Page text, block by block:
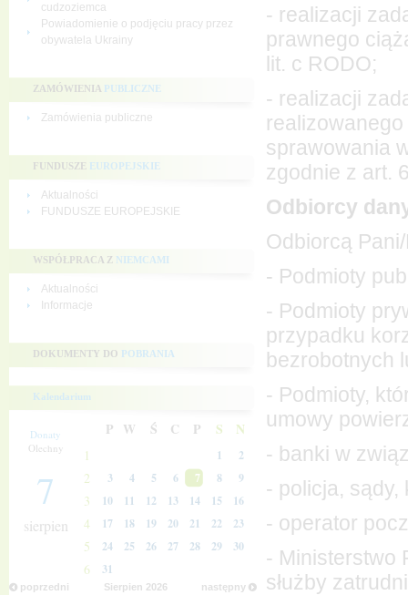
cudzoziemca
Powiadomienie o podjęciu pracy przez
obywatela Ukrainy
ZAMÓWIENIA PUBLICZNE
Zamówienia publiczne
FUNDUSZE EUROPEJSKIE
Aktualności
FUNDUSZE EUROPEJSKIE
WSPÓŁPRACA Z NIEMCAMI
Aktualności
Informacje
DOKUMENTY DO POBRANIA
Kalendarium
Donaty
Olechny
7
sierpien
P W Ś C P S N
1 1 2
2 3 4 5 6 7 8 9
3 10 11 12 13 14 15 16
4 17 18 19 20 21 22 23
5 24 25 26 27 28 29 30
6 31
poprzedni następny
Sierpien 2026
- realizacji
prawnego
lit. c RODO;
- realizacji
sprawowania
zgodnie z art.
Odbiorcy
Odbiorcą
- Podmioty
- Podmioty
przypadku
bezrobotnych
- Podmioty,
umowy
- banki w
- policja,
- operator
- Ministerstwo
służby